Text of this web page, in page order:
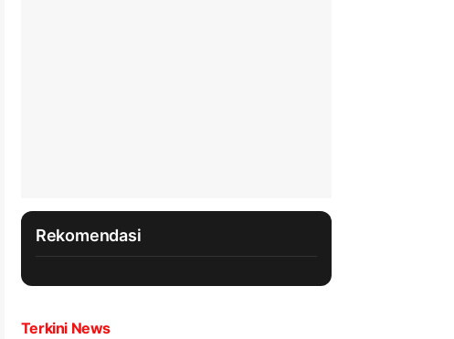
Rekomendasi
Terkini News